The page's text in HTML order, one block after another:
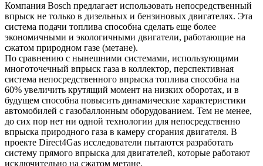
Компания Bosch предлагает использовать непосредственный
впрыск не только в дизельных и бензиновых двигателях. Эта
система подачи топлива способна сделать еще более
экономичными и экологичными двигатели, работающие на
сжатом природном газе (метане).
По сравнению с нынешними системами, использующими
многоточечный впрыск газа в коллектор, перспективная
система непосредственного впрыска топлива способна на
60% увеличить крутящий момент на низких оборотах, и в
будущем способна повысить динамические характеристики
автомобилей с газобаллонным оборудованием. Тем не менее,
до сих пор нет ни одной технологии для непосредственно
впрыска природного газа в камеру сгорания двигателя. В
проекте Direct4Gas исследователи пытаются разработать
систему прямого впрыска для двигателей, которые работают
исключительно на сжатом метане.